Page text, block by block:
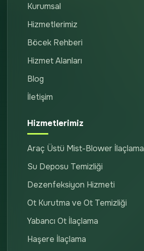
Kurumsal
Hizmetlerimiz
Böcek Rehberi
Hizmet Alanları
Blog
İletişim
Hizmetlerimiz
Araç Üstü Mist-Blower İlaçlama
Su Deposu Temizliği
Dezenfeksiyon Hizmeti
Ot Kurutma ve Ot Temizliği
Yabancı Ot İlaçlama
Haşere İlaçlama